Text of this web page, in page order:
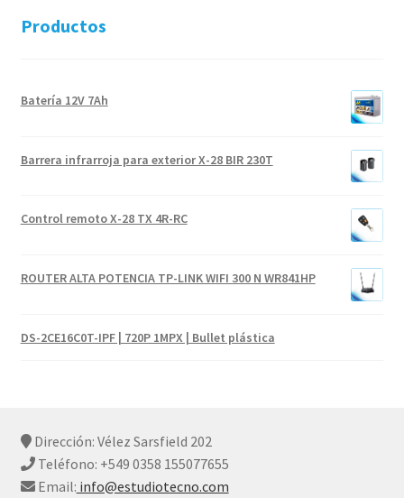
Productos
Batería 12V 7Ah
Barrera infrarroja para exterior X-28 BIR 230T
Control remoto X-28 TX 4R-RC
ROUTER ALTA POTENCIA TP-LINK WIFI 300 N WR841HP
DS-2CE16C0T-IPF | 720P 1MPX | Bullet plástica
Dirección: Vélez Sarsfield 202
Teléfono: +549 0358 155077655
Email: info@estudiotecno.com